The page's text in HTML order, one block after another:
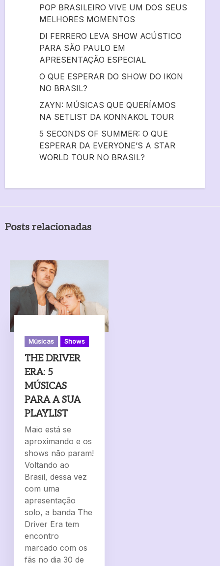
POP BRASILEIRO VIVE UM DOS SEUS
MELHORES MOMENTOS
DI FERRERO LEVA SHOW ACÚSTICO
PARA SÃO PAULO EM
APRESENTAÇÃO ESPECIAL
O QUE ESPERAR DO SHOW DO IKON
NO BRASIL?
ZAYN: MÚSICAS QUE QUERÍAMOS
NA SETLIST DA KONNAKOL TOUR
5 SECONDS OF SUMMER: O QUE
ESPERAR DA EVERYONE’S A STAR
WORLD TOUR NO BRASIL?
Posts relacionadas
Músicas Shows
THE DRIVER
ERA: 5
MÚSICAS
PARA A SUA
PLAYLIST
Maio está se
aproximando e os
shows não param!
Voltando ao
Brasil, dessa vez
com uma
apresentação
solo, a banda The
Driver Era tem
encontro
marcado com os
fãs no dia 30 de